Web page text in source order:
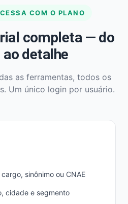
COM O PLANO
completa — do
detalhe
as ferramentas, todos os
Um único login por usuário.
sinônimo ou CNAE
cidade e segmento